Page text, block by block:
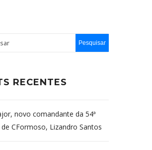
RECENTES
novo comandante da 54ª
de CFormoso, Lizandro Santos